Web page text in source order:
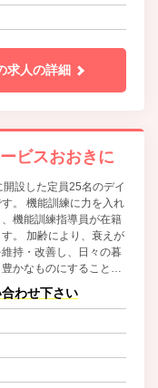
求人の詳細
ビスおおきに
設した定員25名のデイ
。 機能訓練に力を入れ
、機能訓練指導員が在籍
。 加齢により、衰えが
持・改善し、日々の暮
かなものにすることを
常に中立、客観的な判
適切なプランを組み立
わせ下さい